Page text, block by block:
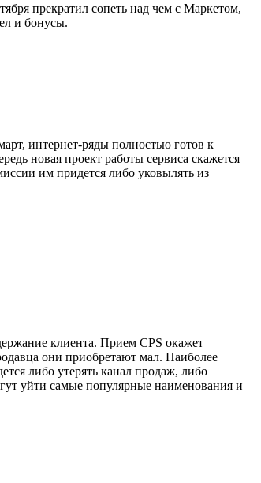
прекратил сопеть над чем с Маркетом,
и бонусы.
интернет-ряды полностью готов к
новая проект работы сервиса скажется
им придется либо уковылять из
клиента. Прием CPS окажет
они приобретают мал. Наиболее
либо утерять канал продаж, либо
уйти самые популярные наименования и